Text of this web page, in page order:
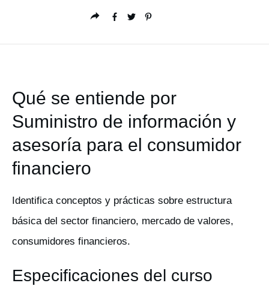
Qué se entiende por
Suministro de información y
asesoría para el consumidor
financiero
Identifica conceptos y prácticas sobre estructura
básica del sector financiero, mercado de valores,
consumidores financieros.
Especificaciones del curso